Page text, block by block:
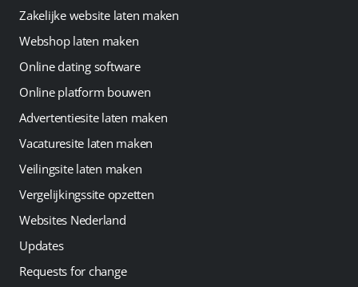
Zakelijke website laten maken
Webshop laten maken
Online dating software
Online platform bouwen
Advertentiesite laten maken
Vacaturesite laten maken
Veilingsite laten maken
Vergelijkingssite opzetten
Websites Nederland
Updates
Requests for change